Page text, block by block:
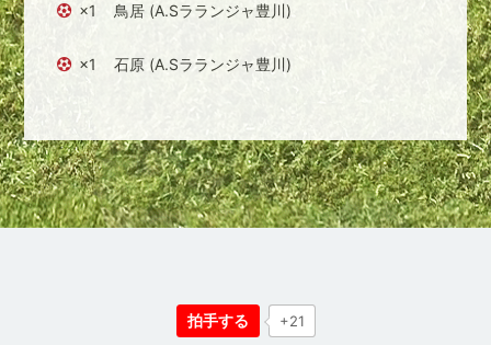
鳥居 (A.Sラランジャ豊川)
×1
石原 (A.Sラランジャ豊川)
×1
拍手する +21